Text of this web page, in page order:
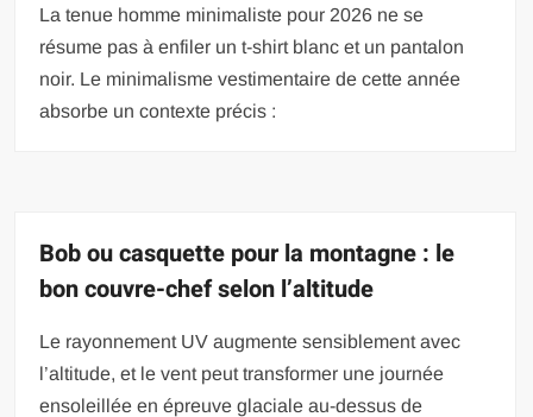
La tenue homme minimaliste pour 2026 ne se
résume pas à enfiler un t-shirt blanc et un pantalon
noir. Le minimalisme vestimentaire de cette année
absorbe un contexte précis :
Bob ou casquette pour la montagne : le
bon couvre-chef selon l’altitude
Le rayonnement UV augmente sensiblement avec
l’altitude, et le vent peut transformer une journée
ensoleillée en épreuve glaciale au-dessus de